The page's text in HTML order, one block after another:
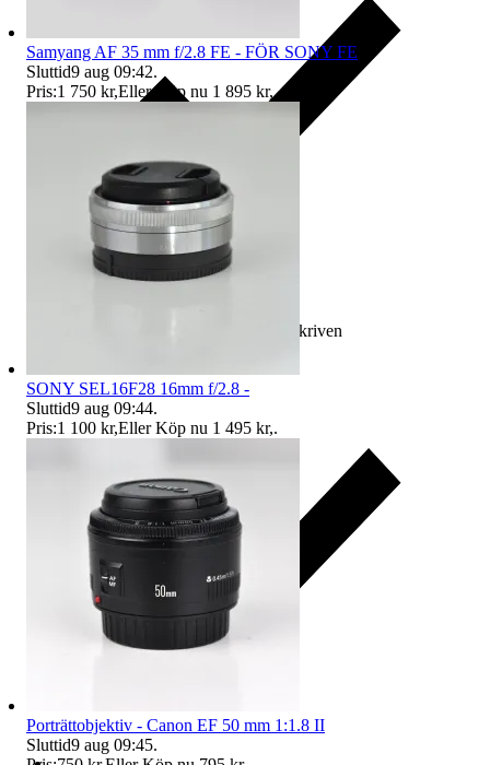
Ersättning om varan inte är som beskriven
Samyang AF 35 mm f/2.8 FE - FÖR SONY FE
Sluttid9 aug 09:42.
Pris:1 750 kr,Eller Köp nu 1 895 kr,.
SONY SEL16F28 16mm f/2.8 -
Sluttid9 aug 09:44.
Pris:1 100 kr,Eller Köp nu 1 495 kr,.
Porträttobjektiv - Canon EF 50 mm 1:1.8 II
Sluttid9 aug 09:45.